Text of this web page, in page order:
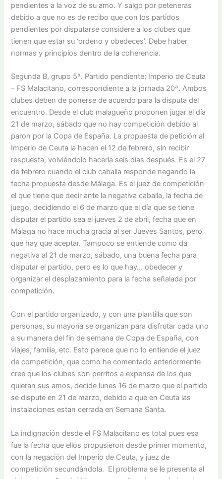
pendientes a la voz de su amo. Y salgo por peteneras
debido a que no es de recibo que con los partidos
pendientes por disputarse considere a los clubes que
tienen que estar su ‘ordeno y obedeces’. Debe haber
normas y principios dentro de la coherencia.
Segunda B, grupo 5º. Partido pendiente; Imperio de Ceuta
– FS Malacitano, correspondiente a la jornada 20ª. Ambos
clubes deben de ponerse de acuerdo para la disputa del
encuentro. Desde el club malagueño proponen jugar el día
21 de marzo, sábado que no hay competición debido al
paron por la Copa de España. La propuesta de petición al
Imperio de Ceuta la hacen el 12 de febrero, sin recibir
respuesta, volviéndolo hacerla seis días después. Es el 27
de febrero cuando el club caballa responde negando la
fecha propuesta desde Málaga. Es el juez de competición
el que tiene que decir ante la negativa caballa, la fecha de
juego, decidiendo el 6 de marzo que el día que se tiene
disputar el partido sea el jueves 2 de abril, fecha que en
Málaga no hace mucha gracia al ser Jueves Santos, pero
que hay que aceptar. Tampoco se entiende como da
negativa al 21 de marzo, sábado, una buena fecha para
disputar el partido, pero es lo que hay… obedecer y
organizar el desplazamiento para la fecha señalada por
competición.
Con el partido organizado, y con una plantilla que son
personas, su mayoría se organizan para disfrutar cada uno
a su manera del fin de semana de Copa de España, con
viajes, familia, etc. Esto parece que no lo entiende el juez
de competición, que como he comentado anteriormente
cree que los clubes son perritos a expensa de los que
quieran sus amos, decide lunes 16 de marzo que el partido
se dispute en 21 de marzo, debido a que en Ceuta las
instalaciones estan cerrada en Semana Santa.
La indignación desde el FS Malacitano es total pues esa
fue la fecha que ellos propusieron desde primer momento,
con la negación del Imperio de Ceuta, y juez de
competición secundándola. El problema se le presenta al